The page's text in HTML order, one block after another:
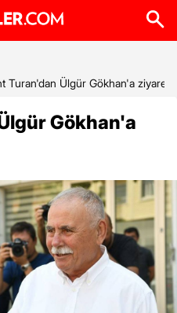
Turan'dan Ülgür Gökhan'a ziyaret
Gökhan'a